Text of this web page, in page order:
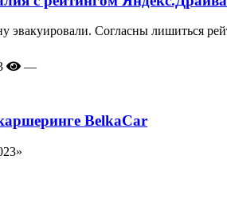
эвакуировали. Согласны лишиться
—
BelkaCar